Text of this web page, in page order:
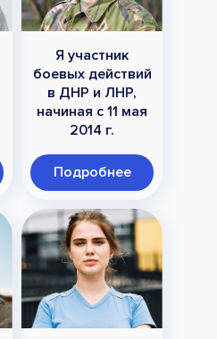
Я участник
боевых действий
в ДНР и ЛНР,
начиная с 11 мая
2014 г.
Подробнее